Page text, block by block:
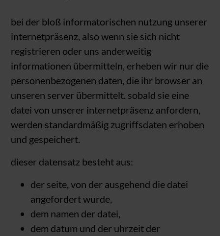
bei der bloß informatorischen nutzung unserer
internetpräsenz, also wenn sie sich nicht
registrieren oder uns anderweitig
informationen übermitteln, erheben wir nur die
personenbezogenen daten, die ihr browser an
unseren server übermittelt. sobald sie eine
datei von unserer internetpräsenz anfordern,
werden standardmäßig zugriffsdaten erhoben
und gespeichert.
dieser datensatz besteht aus:
der seite, von der ausgehend die datei
angefordert wurde,
dem namen der datei,
dem datum und der uhrzeit der